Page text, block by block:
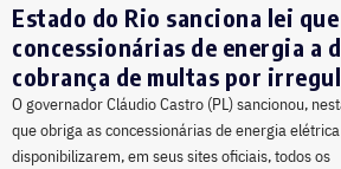
Estado do Rio sanciona lei
concessionárias de energia a
cobrança de multas por
O governador Cláudio Castro (PL) sancionou,
que obriga as concessionárias de energia
disponibilizarem, em seus sites oficiais, todos os